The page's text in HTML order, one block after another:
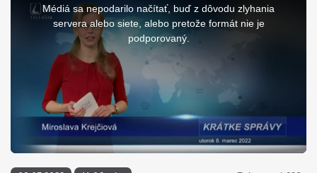
window.
Médiá sa nepodarilo načítať, buď z dôvodu zlyhania
servera alebo siete, alebo pretože formát nie je
podporovaný.